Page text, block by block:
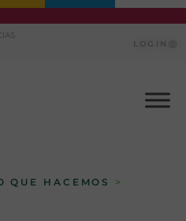
LOGIN
QUE HACEMOS
>